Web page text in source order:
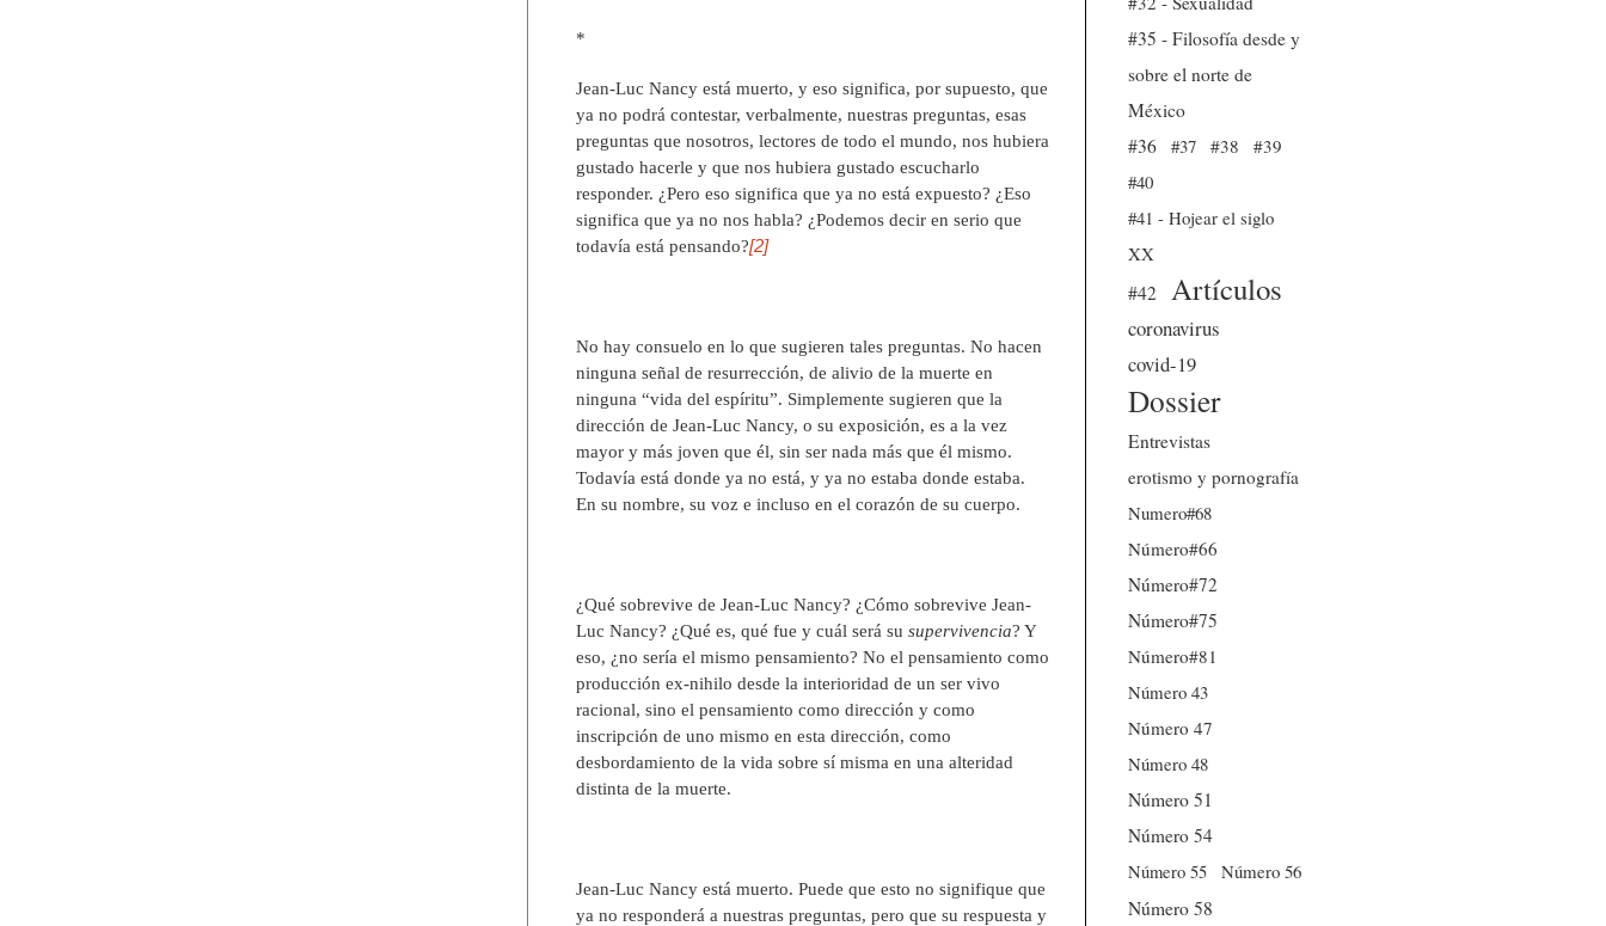
*
Jean-Luc Nancy está muerto, y eso significa, por supuesto, que
ya no podrá contestar, verbalmente, nuestras preguntas, esas
preguntas que nosotros, lectores de todo el mundo, nos hubiera
gustado hacerle y que nos hubiera gustado escucharlo
responder. ¿Pero eso significa que ya no está expuesto? ¿Eso
significa que ya no nos habla? ¿Podemos decir en serio que
todavía está pensando?[2]
No hay consuelo en lo que sugieren tales preguntas. No hacen
ninguna señal de resurrección, de alivio de la muerte en
ninguna “vida del espíritu”. Simplemente sugieren que la
dirección de Jean-Luc Nancy, o su exposición, es a la vez
mayor y más joven que él, sin ser nada más que él mismo.
Todavía está donde ya no está, y ya no estaba donde estaba.
En su nombre, su voz e incluso en el corazón de su cuerpo.
¿Qué sobrevive de Jean-Luc Nancy? ¿Cómo sobrevive Jean-
Luc Nancy? ¿Qué es, qué fue y cuál será su supervivencia? Y
eso, ¿no sería el mismo pensamiento? No el pensamiento como
producción ex-nihilo desde la interioridad de un ser vivo
racional, sino el pensamiento como dirección y como
inscripción de uno mismo en esta dirección, como
desbordamiento de la vida sobre sí misma en una alteridad
distinta de la muerte.
Jean-Luc Nancy está muerto. Puede que esto no signifique que
ya no responderá a nuestras preguntas, pero que su respuesta y
#35 - Filosofía desde y
sobre el norte de
México
#36
#37 #38
#39
#40
#41 - Hojear el siglo
XX
#42
Artículos
coronavirus
covid-19
Dossier
Entrevistas
erotismo y pornografía
Numero#68
Número#66
Número#72
Número#75
Número#81
Número 43
Número 47
Número 48
Número 51
Número 54
Número 55
Número 56
Número 58